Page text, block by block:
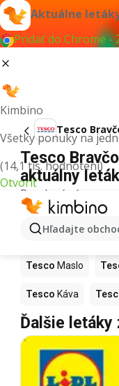
Aktuálne
Pridať do Chrome -
Kimbino
Všetky ponuky na
(14,1 tis. hodnotení)
Otvoriť
Hľadajte
Tesco
Tesco
aktuálny leták
Pre daný výraz
Ďalšie
Tesco Pizza
Tesco Maslo
Tesco Káva
Ďalšie letáky